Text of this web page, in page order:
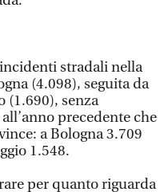
stradali nella
(4.098), seguita da
(1.690), senza
precedente che
a Bologna 3.709
1.548.
per quanto riguarda